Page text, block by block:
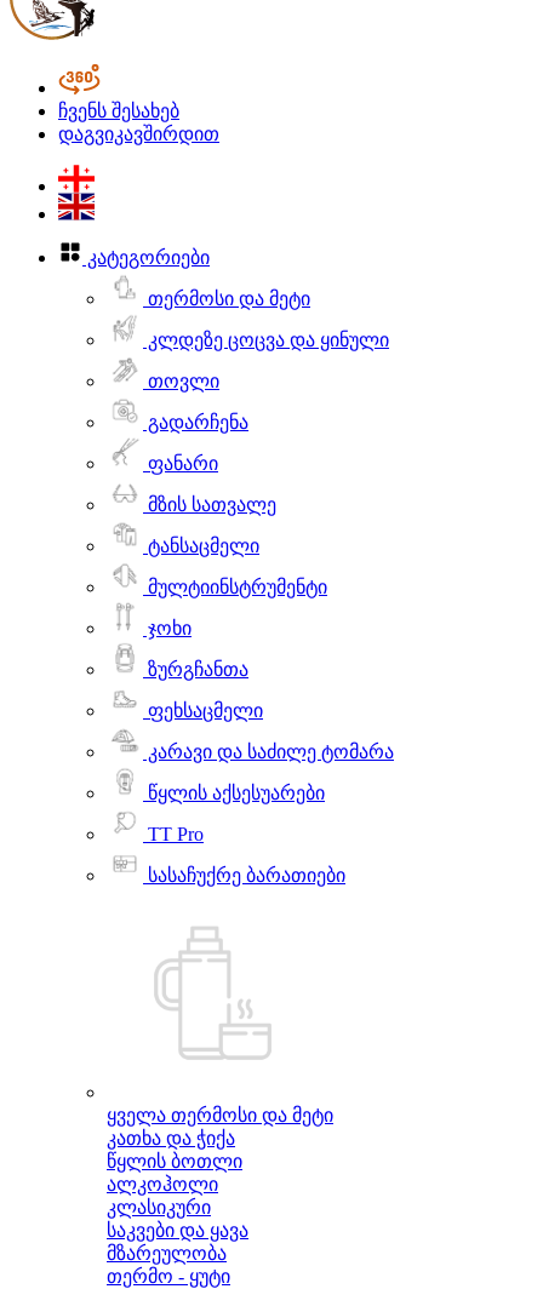
ჩვენს შესახებ
დაგვიკავშირდით
კატეგორიები
თერმოსი და მეტი
კლდეზე ცოცვა და ყინული
თოვლი
გადარჩენა
ფანარი
მზის სათვალე
ტანსაცმელი
მულტიინსტრუმენტი
ჯოხი
ზურგჩანთა
ფეხსაცმელი
კარავი და საძილე ტომარა
წყლის აქსესუარები
TT Pro
სასაჩუქრე ბარათიები
ყველა თერმოსი და მეტი
კათხა და ჭიქა
წყლის ბოთლი
ალკოჰოლი
კლასიკური
საკვები და ყავა
მზარეულობა
თერმო - ყუტი